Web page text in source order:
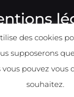
des cookies
supposerons
vous pouvez vous
souhaitez.